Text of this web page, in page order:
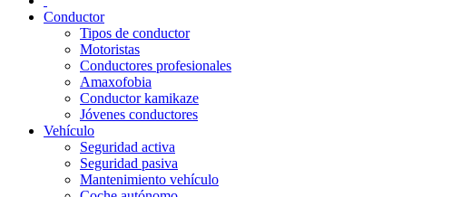
Conductor
Tipos de conductor
Motoristas
Conductores profesionales
Amaxofobia
Conductor kamikaze
Jóvenes conductores
Vehículo
Seguridad activa
Seguridad pasiva
Mantenimiento vehículo